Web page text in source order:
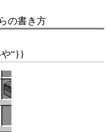
の書き方
“}}